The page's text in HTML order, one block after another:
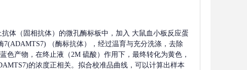
抗体（固相抗体）的微孔酶标板中，加入 大鼠血小板反应蛋
7(ADAMTS7)
（酶标抗体），经过温育与充分洗涤，去除
色产物，在终止液（2M 硫酸）作用下，最终转化为黄色，
的浓度正相关。拟合校准品曲线，可以计算出样本